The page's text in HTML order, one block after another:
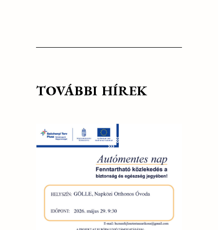
TOVÁBBI HÍREK